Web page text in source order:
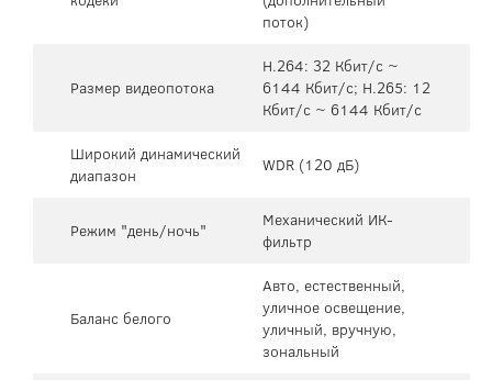
поток)
Размер видеопотока
H.264: 32 Кбит/с ~
6144 Кбит/с; H.265: 12
Кбит/с ~ 6144 Кбит/с
Широкий динамический
диапазон
WDR (120 дБ)
Режим "день/ночь"
Механический ИК-
фильтр
Баланс белого
Авто, естественный,
уличное освещение,
уличный, вручную,
зональный